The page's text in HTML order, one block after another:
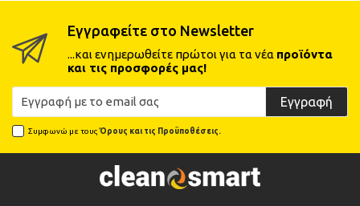
Εγγραφείτε στο Newsletter
...και ενημερωθείτε πρώτοι για τα νέα προϊόντα
και τις προσφορές μας!
Εγγραφή
Συμφωνώ με τουςΌρους και τις Προϋποθέσεις.